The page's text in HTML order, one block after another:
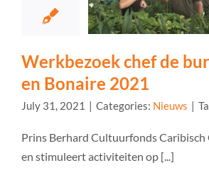
Werkbezoek chef de
en Bonaire 2021
July 31, 2021 | Categories: Nieuws |
Prins Berhard Cultuurfonds
en stimuleert activiteiten op [...]